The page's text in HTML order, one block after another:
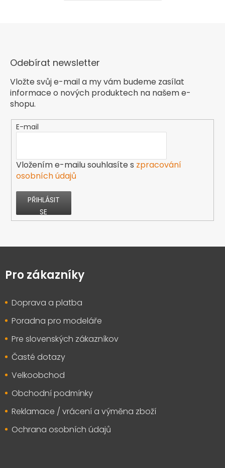
Odebírat newsletter
Vložte svůj e-mail a my vám budeme zasílat
informace o nových produktech na našem e-
shopu.
E-mail
Vložením e-mailu souhlasíte s zpracování
osobních údajů
PŘIHLÁSIT
SE
Z
pPro zákazníky
Doprava a platba
Poradna pro modeláře
Pre slovenských zákazníkov
Časté dotazy
Velkoobchod
Obchodní podmínky
Reklamace / vrácení a výměna zboží
Ochrana osobních údajů